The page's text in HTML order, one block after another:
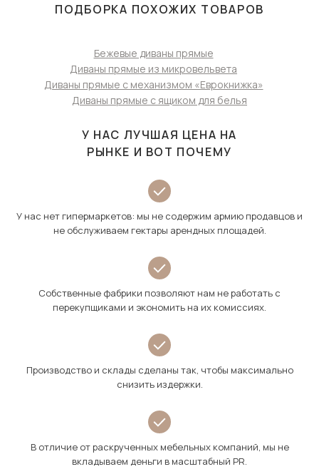
ПОДБОРКА ПОХОЖИХ ТОВАРОВ
Бежевые диваны прямые
Диваны прямые из микровельвета
Диваны прямые с механизмом «Еврокнижка»
Диваны прямые с ящиком для белья
У НАС ЛУЧШАЯ ЦЕНА НА
РЫНКЕ И ВОТ ПОЧЕМУ
У нас нет гипермаркетов: мы не содержим армию продавцов и
не обслуживаем гектары арендных площадей.
Собственные фабрики позволяют нам не работать с
перекупщиками и экономить на их комиссиях.
Производство и склады сделаны так, чтобы максимально
снизить издержки.
В отличие от раскрученных мебельных компаний, мы не
вкладываем деньги в масштабный PR.